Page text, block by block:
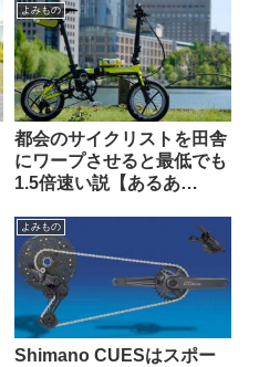
よみもの
都会のサイクリストを田舎
にワープさせると最低でも
1.5倍速い説【あるあ
よみもの
Shimano CUESはスポー